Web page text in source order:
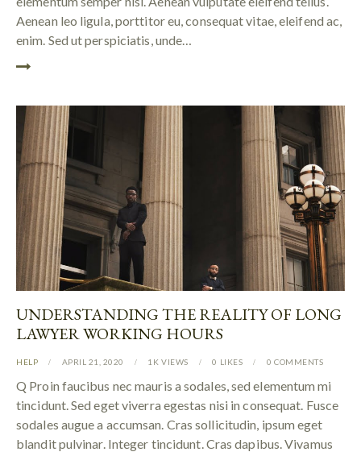
Aenean leo ligula, porttitor eu, consequat vitae, eleifend ac,
enim. Sed ut perspiciatis, unde…
UNDERSTANDING THE REALITY OF LONG
LAWYER WORKING HOURS
HELP APRIL 21, 2020 1K VIEWS 0 LIKES 0 COMMENTS
Q Proin faucibus nec mauris a sodales, sed elementum mi
tincidunt. Sed eget viverra egestas nisi in consequat. Fusce
sodales augue a accumsan. Cras sollicitudin, ipsum eget
blandit pulvinar. Integer tincidunt. Cras dapibus. Vivamus